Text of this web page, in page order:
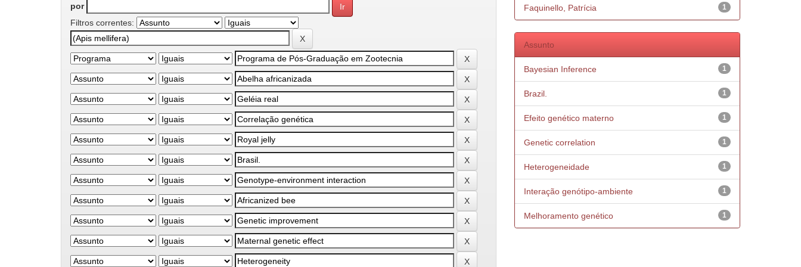
por
Filtros correntes:
1
Faquinello, Patrícia
Assunto
1
Bayesian Inference
1
Brazil.
1
Efeito genético materno
1
Genetic correlation
1
Heterogeneidade
1
Interação genótipo-ambiente
1
Melhoramento genético